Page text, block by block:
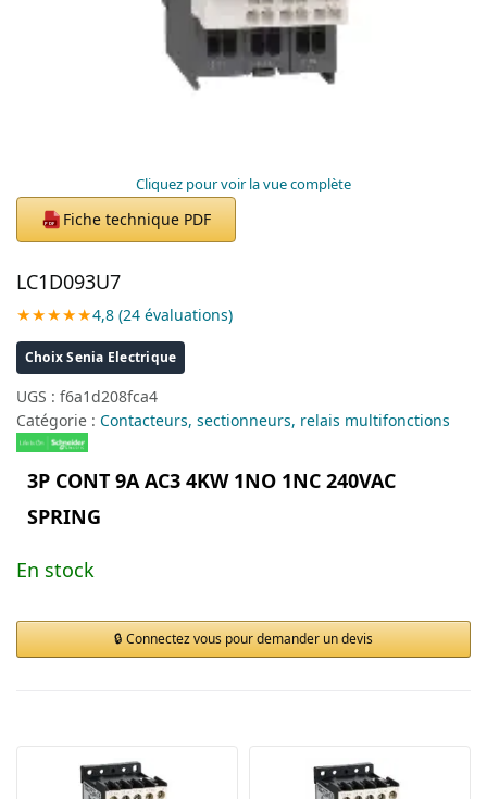
Cliquez pour voir la vue complète
PDF Fiche technique PDF
LC1D093U7
★★★★★4,8 (24 évaluations)
Choix Senia Electrique
UGS : f6a1d208fca4
Catégorie : Contacteurs, sectionneurs, relais multifonctions
3P CONT 9A AC3 4KW 1NO 1NC 240VAC
SPRING
En stock
Connectez vous pour demander un devis